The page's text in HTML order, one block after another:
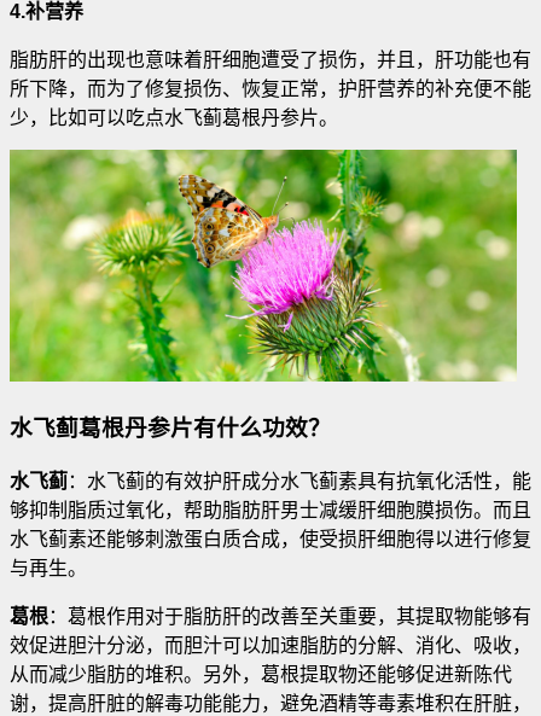
4.补营养
脂肪肝的出现也意味着肝细胞遭受了损伤，并且，肝功能也有
所下降，而为了修复损伤、恢复正常，护肝营养的补充便不能
少，比如可以吃点水飞蓟葛根丹参片。
水飞蓟葛根丹参片有什么功效？
水飞蓟 ：水飞蓟的有效护肝成分水飞蓟素具有抗氧化活性，能
够抑制脂质过氧化，帮助脂肪肝男士减缓肝细胞膜损伤。而且
水飞蓟素还能够刺激蛋白质合成，使受损肝细胞得以进行修复
与再生。
葛根：葛根作用对于脂肪肝的改善至关重要，其提取物能够有
效促进胆汁分泌，而胆汁可以加速脂肪的分解、消化、吸收，
从而减少脂肪的堆积。另外，葛根提取物还能够促进新陈代
谢，提高肝脏的解毒功能能力，避免酒精等毒素堆积在肝脏，